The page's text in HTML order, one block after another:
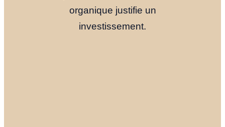
organique justifie un
investissement.